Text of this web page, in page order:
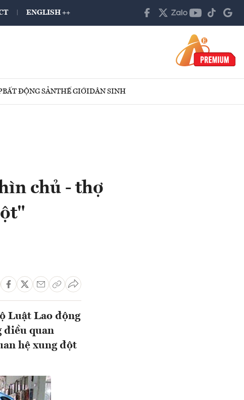
ENGLISH ++
BẤT ĐỘNG SẢNTHẾ GIỚIDÂN SINH
chủ - thợ
Luật Lao động
điều quan
hệ xung đột